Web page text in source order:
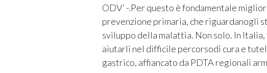
ODV’ -.Per questo è fondamentale
prevenzione primaria, che riguardanogli
sviluppo della malattia. Non solo. In
aiutarli nel difficile percorsodi cura e
gastrico, affiancato da PDTA regionali